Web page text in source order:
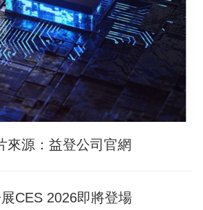
來源：益登公司官網
CES 2026即將登場